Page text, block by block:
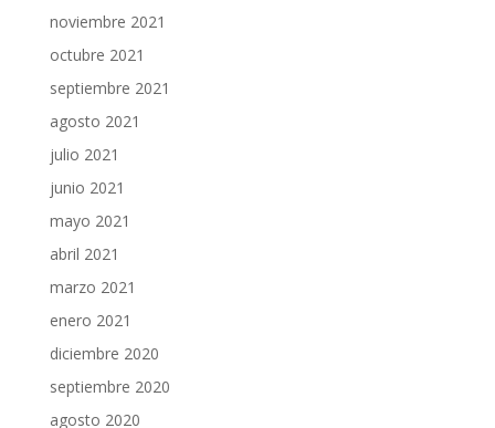
noviembre 2021
octubre 2021
septiembre 2021
agosto 2021
julio 2021
junio 2021
mayo 2021
abril 2021
marzo 2021
enero 2021
diciembre 2020
septiembre 2020
agosto 2020